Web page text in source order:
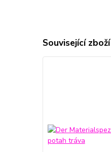
Související zboží